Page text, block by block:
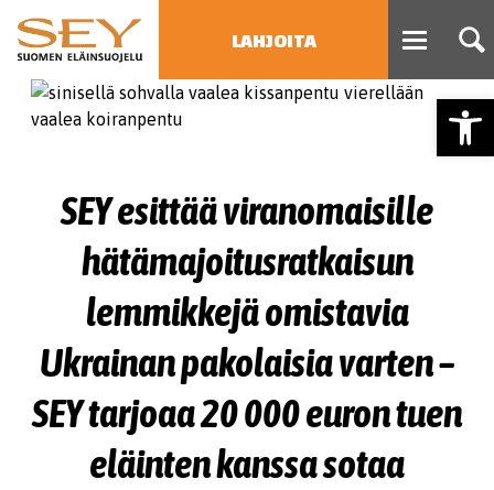
LAHJOITA
SEY esittää viranomaisille
hätämajoitusratkaisun
lemmikkejä omistavia
Ukrainan pakolaisia varten –
SEY tarjoaa 20 000 euron tuen
eläinten kanssa sotaa